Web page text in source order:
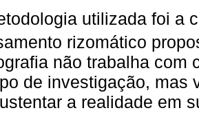
utilizada foi a
rizomático
não trabalha com
de investigação, mas
a realidade em